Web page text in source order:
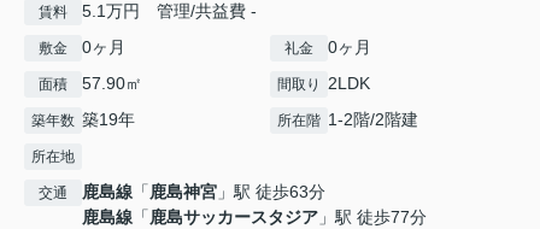
賃料 5.1万円 管理/共益費 -
敷金 0ヶ月 礼金 0ヶ月
面積 57.90㎡ 間取り 2LDK
築年数 築19年 所在階 1-2階/2階建
所在地
交通 鹿島線 「鹿島神宮 」駅 徒歩63分
鹿島線 「鹿島サッカースタジア 」駅 徒歩77分